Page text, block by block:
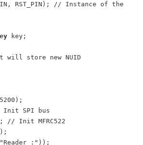
RST_PIN); // Instance of the
key;
store new NUID
SPI bus
:"));